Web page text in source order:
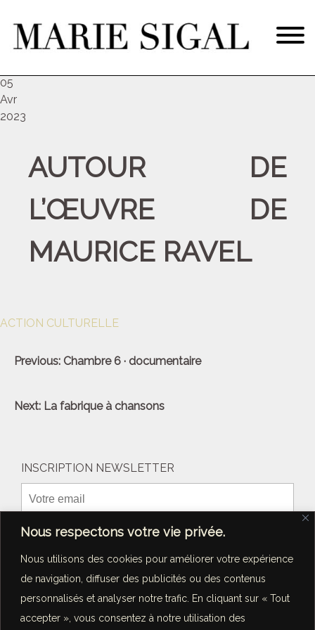
Nous respectons votre vie privée.
Nous utilisons des cookies pour améliorer votre expérience
de navigation, diffuser des publicités ou des contenus
personnalisés et analyser notre trafic. En cliquant sur « Tout
accepter », vous consentez à notre utilisation des
05
Avr
2023
AUTOUR DE
L’ŒUVRE DE
MAURICE RAVEL
ACTION CULTURELLE
Navigation
l’article
Previous: Chambre 6 · documentaire
Next: La fabrique à chansons
INSCRIPTION NEWSLETTER